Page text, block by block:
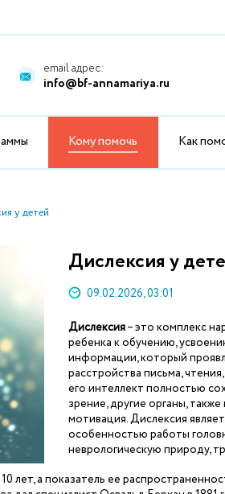
email адрес:
info@bf-annamariya.ru
Кому помочь Как
у детей
Дислексия у
09.02.2026, 03:01
Дислексия– это комплекс
ребенка к обучению,
информации, который
расстройства письма,
его интеллект полностью
зрение, другие органы,
мотивация. Дислексия
особенностью работы
неврологическую природу,
лет, а показатель ее